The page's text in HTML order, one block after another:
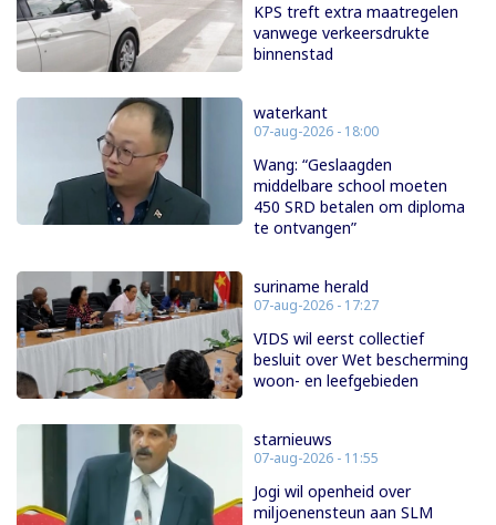
KPS treft extra maatregelen
vanwege verkeersdrukte
binnenstad
waterkant
07-aug-2026 - 18:00
Wang: “Geslaagden
middelbare school moeten
450 SRD betalen om diploma
te ontvangen”
suriname herald
07-aug-2026 - 17:27
VIDS wil eerst collectief
besluit over Wet bescherming
woon- en leefgebieden
starnieuws
07-aug-2026 - 11:55
Jogi wil openheid over
miljoenensteun aan SLM